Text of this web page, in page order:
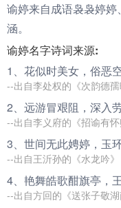
谕婷来自成语袅袅婷
涵。
谕婷名字诗词来源:
1、花似时美女，俗恶
--出自李处权的《次韵德孺
2、远游冒艰阻，深入
--出自李义府的《招谕有怀
3、世间无此娉婷 ，玉
--出自王沂孙的《水龙吟》
4、艳舞皓歌酣旗亭，
--出自方回的《送张子敬湖